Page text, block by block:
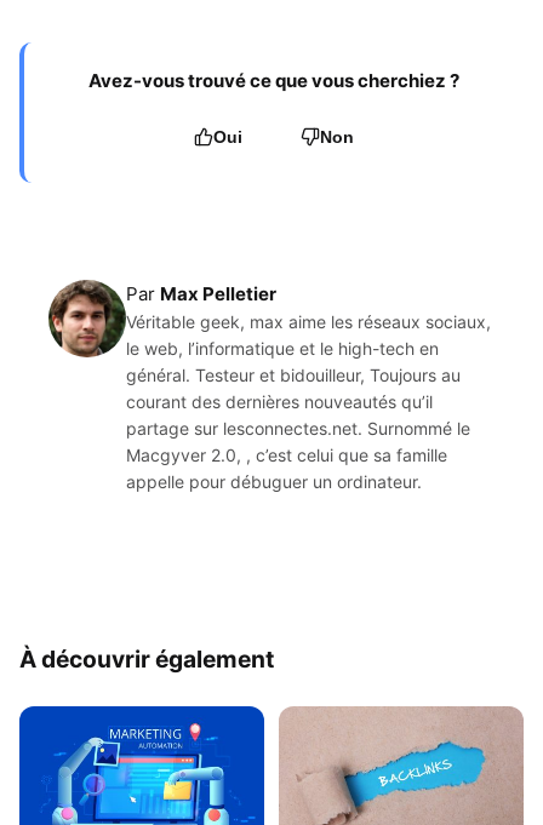
Avez-vous trouvé ce que vous cherchiez ?
Oui Non
Par Max Pelletier
Véritable geek, max aime les réseaux sociaux,
le web, l’informatique et le high-tech en
général. Testeur et bidouilleur, Toujours au
courant des dernières nouveautés qu’il
partage sur lesconnectes.net. Surnommé le
Macgyver 2.0, , c’est celui que sa famille
appelle pour débuguer un ordinateur.
À découvrir également